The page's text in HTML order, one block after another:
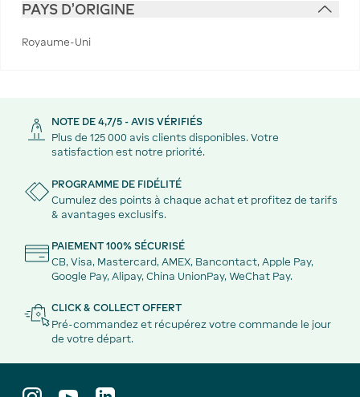
PAYS D'ORIGINE
Royaume-Uni
NOTE DE 4,7/5 - AVIS VÉRIFIÉS
Plus de 125 000 avis clients disponibles. Votre
satisfaction est notre priorité.
PROGRAMME DE FIDÉLITÉ
Cumulez des points à chaque achat et profitez de tarifs
& avantages exclusifs.
PAIEMENT 100% SÉCURISÉ
CB, Visa, Mastercard, AMEX, Bancontact, Apple Pay,
Google Pay, Alipay, China UnionPay, WeChat Pay.
CLICK & COLLECT OFFERT
Pré-commandez et récupérez votre commande le jour
de votre départ.